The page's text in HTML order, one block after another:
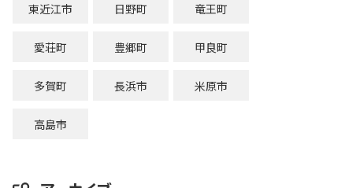
東近江市 日野町 竜王町
愛荘町 豊郷町 甲良町
多賀町 長浜市 米原市
高島市